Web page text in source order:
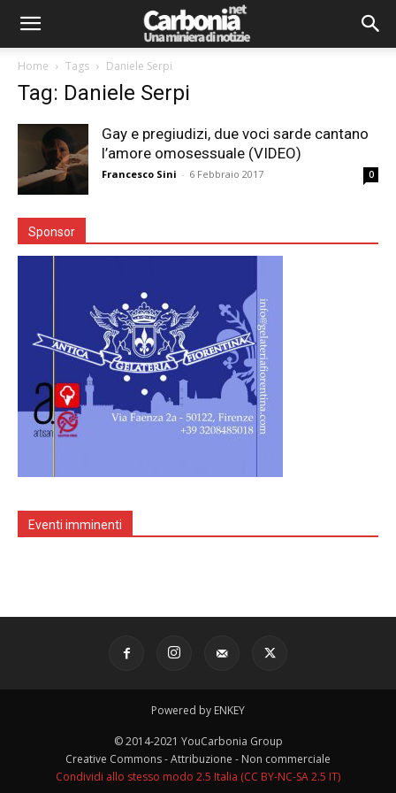
Home Tags Daniele Serpi
Tag: Daniele Serpi
Gay e pregiudizi, due voci sarde cantano
l’amore omosessuale (VIDEO)
Francesco Sini - 6 Febbraio 2017 0
Sponsor
Eventi imminenti
Powered by ENKEY
© 2014-2021 YouCarbonia Group
Creative Commons - Attribuzione - Non commerciale
Condividi allo stesso modo 2.5 Italia (CC BY-NC-SA 2.5 IT)